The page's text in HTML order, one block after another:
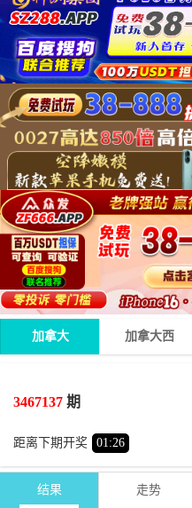
加拿大 加拿大西
3467137 期
距离下期开奖 01:26
期号
结果 走势